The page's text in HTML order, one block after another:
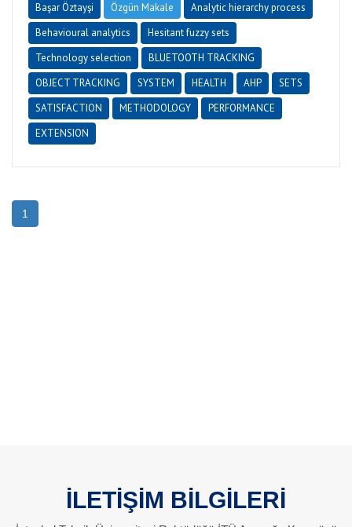
Başar Öztayşi Özgün Makale
Analytic hierarchy process
Behavioural analytics
Hesitant fuzzy sets
Technology selection
BLUETOOTH TRACKING
OBJECT TRACKING
SYSTEM HEALTH AHP
SETS
SATISFACTION
METHODOLOGY
PERFORMANCE
EXTENSION
1
İLETİŞİM BİLGİLERİ